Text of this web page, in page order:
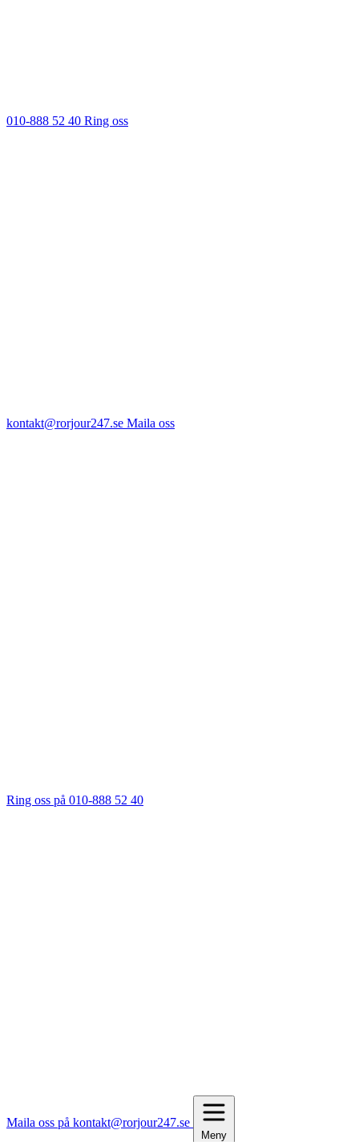
010-888 52 40 Ring oss
kontakt@rorjour247.se Maila oss
Ring oss på 010-888 52 40
Maila oss på kontakt@rorjour247.se
Meny